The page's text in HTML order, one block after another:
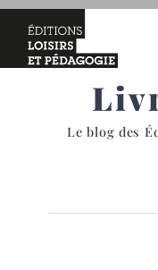
Le blog des